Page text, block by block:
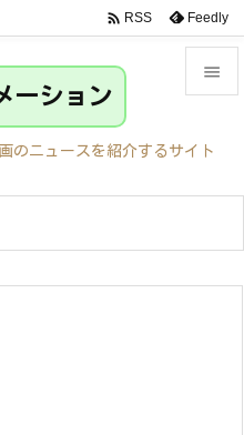

サイド
前へ

 RSS Feedly
ーション
のニュースを紹介するサイト